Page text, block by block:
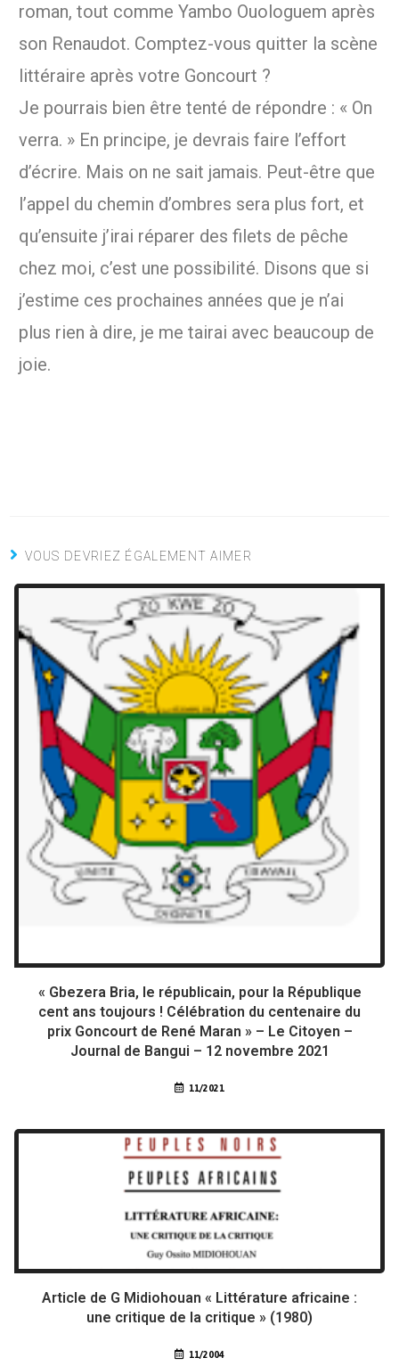
roman, tout comme Yambo Ouologuem après
son Renaudot. Comptez-vous quitter la scène
littéraire après votre Goncourt ?
Je pourrais bien être tenté de répondre : « On
verra. » En principe, je devrais faire l’effort
d’écrire. Mais on ne sait jamais. Peut-être que
l’appel du chemin d’ombres sera plus fort, et
qu’ensuite j’irai réparer des filets de pêche
chez moi, c’est une possibilité. Disons que si
j’estime ces prochaines années que je n’ai
plus rien à dire, je me tairai avec beaucoup de
joie.
VOUS DEVRIEZ ÉGALEMENT AIMER
« Gbezera Bria, le républicain, pour la République
cent ans toujours ! Célébration du centenaire du
prix Goncourt de René Maran » – Le Citoyen –
Journal de Bangui – 12 novembre 2021
11/2021
Article de G Midiohouan « Littérature africaine :
une critique de la critique » (1980)
11/2004